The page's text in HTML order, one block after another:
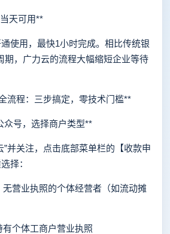
天可用**
用，最快1小时完成。相比传统银
期，广力云的流程大幅缩短企业等待
程：三步搞定，零技术门槛**
号，选择商户类型**
关注，点击底部菜单栏的【收款申
择：
营业执照的个体经营者（如流动摊
个体工商户营业执照